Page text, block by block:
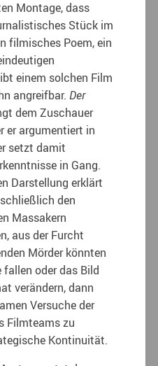
Montage, dass
Stück im
filmisches Poem, ein
einem solchen Film
angreifbar.Der
dem Zuschauer
er argumentiert in
setzt damit
in Gang.
Darstellung erklärt
den
Massakern
aus der Furcht
Mörder könnten
fallen oder das Bild
verändern, dann
Versuche der
Filmteams zu
Kontinuität.